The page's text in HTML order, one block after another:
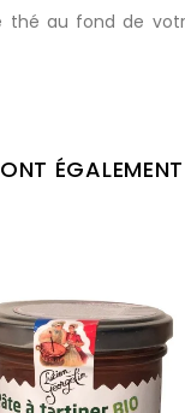
au fond de